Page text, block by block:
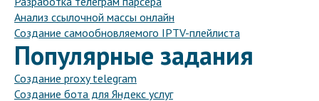
Анализ ссылочной массы онлайн
Создание самообновляемого IPTV-плейлиста
Популярные задания
Создание proxy telegram
Создание бота для Яндекс услуг